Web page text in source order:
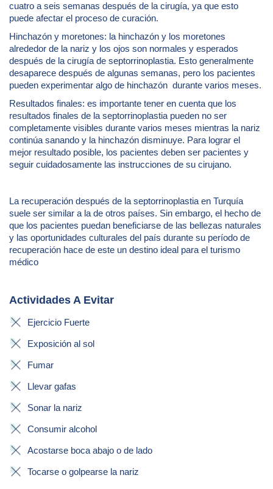
cuatro a seis semanas después de la cirugía, ya que esto
puede afectar el proceso de curación.
Hinchazón y moretones: la hinchazón y los moretones
alrededor de la nariz y los ojos son normales y esperados
después de la cirugía de septorrinoplastia. Esto generalmente
desaparece después de algunas semanas, pero los pacientes
pueden experimentar algo de hinchazón durante varios meses.
Resultados finales: es importante tener en cuenta que los
resultados finales de la septorrinoplastia pueden no ser
completamente visibles durante varios meses mientras la nariz
continúa sanando y la hinchazón disminuye. Para lograr el
mejor resultado posible, los pacientes deben ser pacientes y
seguir cuidadosamente las instrucciones de su cirujano.
La recuperación después de la septorrinoplastia en Turquía
suele ser similar a la de otros países. Sin embargo, el hecho de
que los pacientes puedan beneficiarse de las bellezas naturales
y las oportunidades culturales del país durante su período de
recuperación hace de este un destino ideal para el turismo
médico
Actividades A Evitar
Ejercicio Fuerte
Exposición al sol
Fumar
Llevar gafas
Sonar la nariz
Consumir alcohol
Acostarse boca abajo o de lado
Tocarse o golpearse la nariz